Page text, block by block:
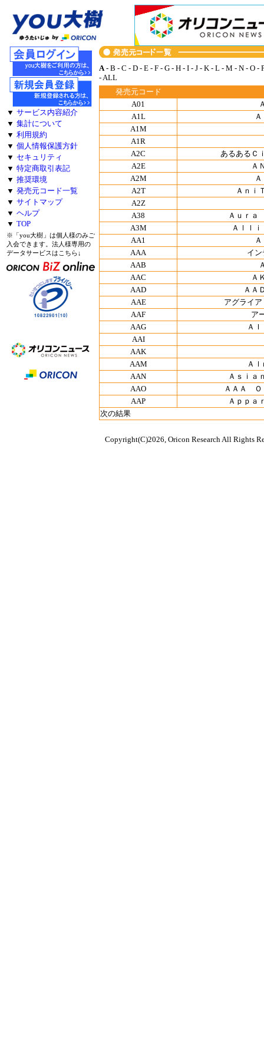
▼ サービス内容紹介
▼ 集計について
▼ 利用規約
▼ 個人情報保護方針
▼ セキュリティ
▼ 特定商取引表記
▼ 推奨環境
▼ 発売元コード一覧
▼ サイトマップ
▼ ヘルプ
▼ TOP
※「you大樹」は個人様のみご
入会できます。法人様専用の
データサービスはこちら↓
A- B - C - D - E - F - G - H - I - J - K - L - M - N - O -
-ALL
発売元コード
A01
A1L
A1M
A1R
A2C
あるあるＣ
A2E
Ａ
A2M
A2T
Ａｎｉ
A2Z
A38
Ａｕｒ
A3M
Ａｌｌ
AA1
AAA
イ
AAB
AAC
Ａ
AAD
ＡＡ
AAE
アグライ
AAF
ア
AAG
Ａ
AAI
AAK
AAM
Ａ
AAN
Ａｓｉ
AAO
ＡＡＡ Ｏ
AAP
Ａｐｐａ
次の結果
Copyright(C)2026, Oricon Research All Rights